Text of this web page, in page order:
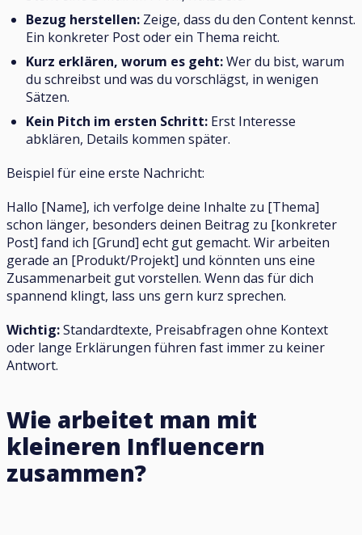
Bezug herstellen: Zeige, dass du den Content kennst.
Ein konkreter Post oder ein Thema reicht.
Kurz erklären, worum es geht:Wer du bist, warum
du schreibst und was du vorschlägst, in wenigen
Sätzen.
Kein Pitch im ersten Schritt: Erst Interesse
abklären, Details kommen später.
Beispiel für eine erste Nachricht:
Hallo [Name], ich verfolge deine Inhalte zu [Thema]
schon länger, besonders deinen Beitrag zu [konkreter
Post] fand ich [Grund] echt gut gemacht. Wir arbeiten
gerade an [Produkt/Projekt] und könnten uns eine
Zusammenarbeit gut vorstellen. Wenn das für dich
spannend klingt, lass uns gern kurz sprechen.
Wichtig:Standardtexte, Preisabfragen ohne Kontext
oder lange Erklärungen führen fast immer zu keiner
Antwort.
Wie arbeitet man mit
kleineren Influencern
zusammen?